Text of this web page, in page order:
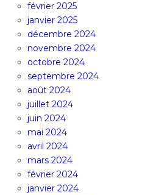
février 2025
janvier 2025
décembre 2024
novembre 2024
octobre 2024
septembre 2024
août 2024
juillet 2024
juin 2024
mai 2024
avril 2024
mars 2024
février 2024
janvier 2024